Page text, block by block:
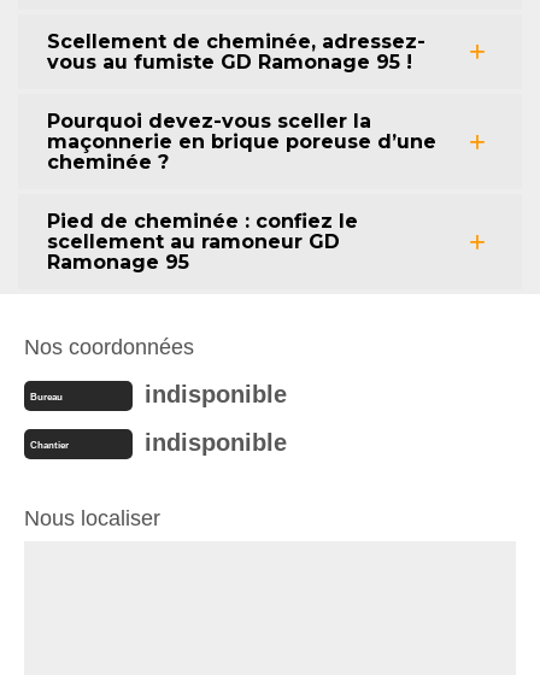
Scellement de cheminée, adressez-
vous au fumiste GD Ramonage 95 !
Pourquoi devez-vous sceller la
maçonnerie en brique poreuse d’une
cheminée ?
Pied de cheminée : confiez le
scellement au ramoneur GD
Ramonage 95
Nos coordonnées
Bureau indisponible
Chantier indisponible
Nous localiser